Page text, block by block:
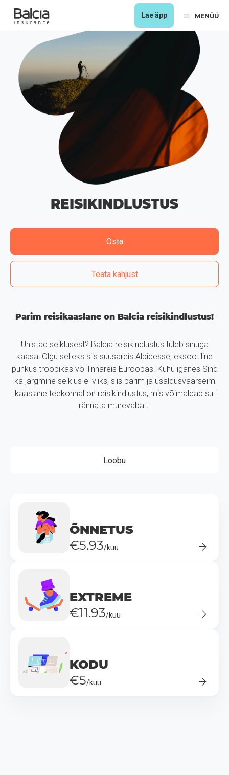
Lae äpp MENÜÜ
REISIKINDLUSTUS
Osta
Teata kahjust
Parim reisikaaslane on Balcia reisikindlustus!
Unistad seiklusest? Balcia reisikindlustus tuleb sinuga
kaasa! Olgu selleks siis suusareis Alpidesse, eksootiline
puhkus troopikas või linnareis Euroopas. Kuhu iganes Sind
ka järgmine seiklus ei viiks, siis parim ja usaldusväärseim
kaaslane teekonnal on reisikindlustus, mis võimaldab sul
rännata murevabalt.
Loobu
ÕNNETUS
€5.93/kuu
EXTREME
€11.93/kuu
KODU
€5/kuu